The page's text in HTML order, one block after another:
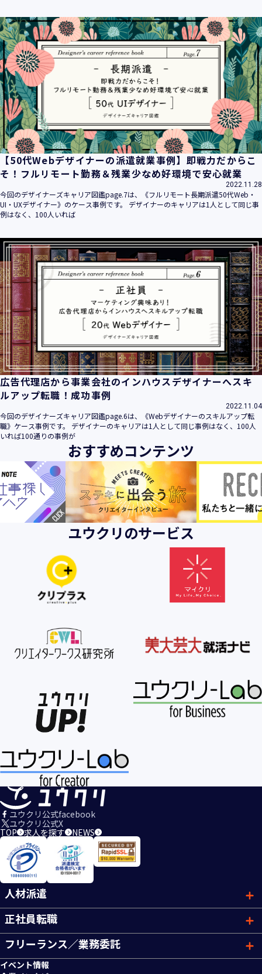
【50代Webデザイナーの派遣就業事例】即戦力だからこ
そ！フルリモート勤務＆残業少なめ好環境で安心就業
2022.11.28
今回のデザイナーズキャリア図鑑page.7は、《フルリモート長期派遣50代Web・
UI・UXデザイナー》のケース事例です。 デザイナーのキャリアは1人として同じ事
例はなく、100人いれば
広告代理店から事業会社のインハウスデザイナーへスキ
ルアップ転職！成功事例
2022.11.04
今回のデザイナーズキャリア図鑑page.6は、《Webデザイナーのスキルアップ転
職》ケース事例です。 デザイナーのキャリアは1人として同じ事例はなく、100人
いれば100通りの事例が
おすすめコンテンツ
ユウクリのサービス
ユウクリ公式facebook
ユウクリ公式X
TOP 求人を探す NEWS
人材派遣
正社員転職
フリーランス／業務委託
イベント情報